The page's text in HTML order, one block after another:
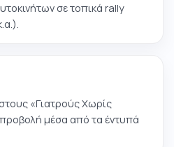
σε τοπικά rally
«Γιατρούς Χωρίς
μέσα από τα έντυπά